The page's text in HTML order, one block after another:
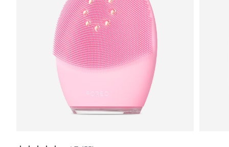
Consegna stimata
Consegna stimata
Paesi Bassi Consegna stimata
Nuova Zelanda Consegna stimata
Consegna stimata